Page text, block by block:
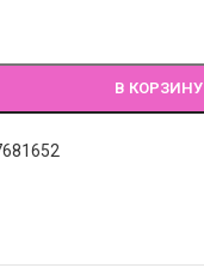
В КОРЗИНУ